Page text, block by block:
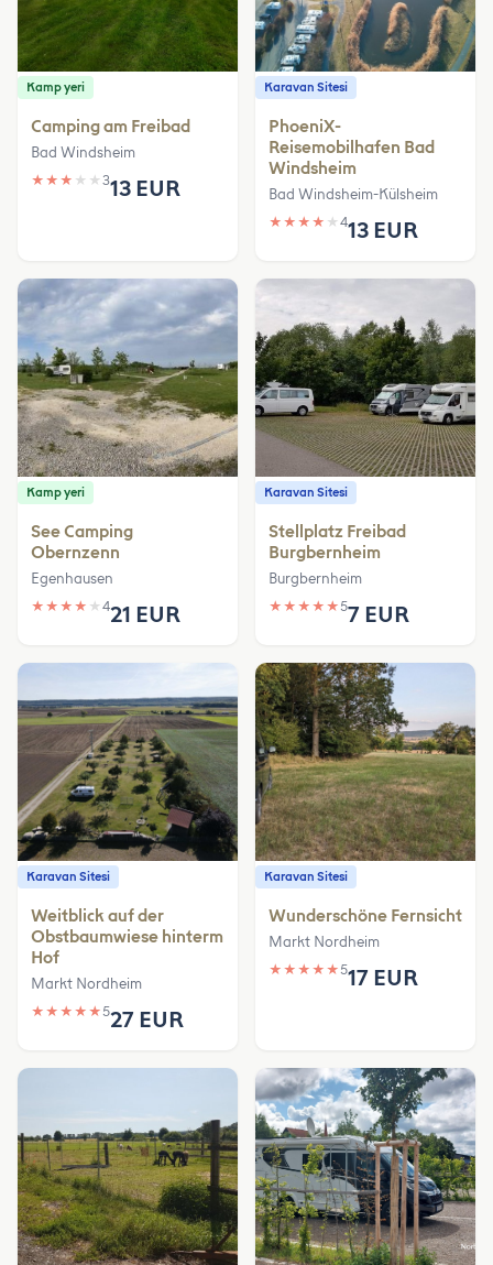
Kamp yeri
Camping am Freibad
Bad Windsheim
★ ★ ★ ★ ★ 313 EUR
Karavan Sitesi
PhoeniX-
Reisemobilhafen Bad
Windsheim
Bad Windsheim-Külsheim
★ ★ ★ ★ ★ 413 EUR
Kamp yeri
See Camping
Obernzenn
Egenhausen
★ ★ ★ ★ ★ 421 EUR
Karavan Sitesi
Stellplatz Freibad
Burgbernheim
Burgbernheim
★ ★ ★ ★ ★57 EUR
Karavan Sitesi
Weitblick auf der
Obstbaumwiese hinterm
Hof
Markt Nordheim
★ ★ ★ ★ ★527 EUR
Karavan Sitesi
Wunderschöne Fernsicht
Markt Nordheim
★ ★ ★ ★ ★517 EUR